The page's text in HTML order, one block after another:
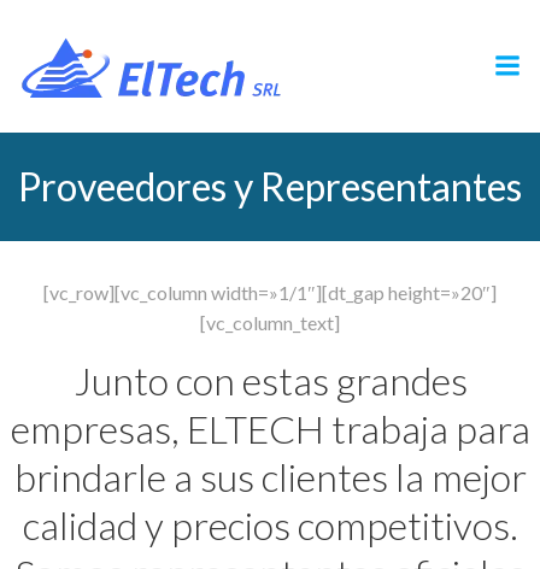
Proveedores y Representantes
[vc_row][vc_column width=»1/1″][dt_gap height=»20″]
[vc_column_text]
Junto con estas grandes
empresas, ELTECH trabaja para
brindarle a sus clientes la mejor
calidad y precios competitivos.